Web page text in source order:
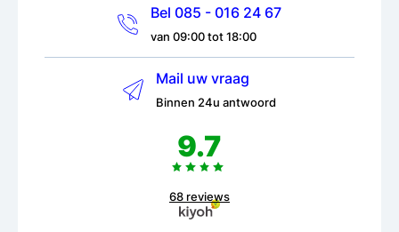
Bel 085 - 016 24 67
van 09:00 tot 18:00
Mail uw vraag
Binnen 24u antwoord
9.7
68 reviews